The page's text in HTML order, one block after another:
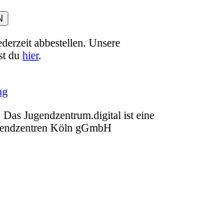
abbestellen. Unsere
duhier.
Jugendzentrum.digital ist eine
Köln gGmbH